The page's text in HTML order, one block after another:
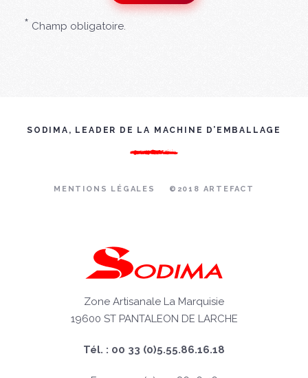
* Champ obligatoire.
SODIMA, LEADER DE LA MACHINE D’EMBALLAGE
MENTIONS LÉGALES ©2018 ARTEFACT
Zone Artisanale La Marquisie
19600 ST PANTALEON DE LARCHE
Tél. : 00 33 (0)5.55.86.16.18